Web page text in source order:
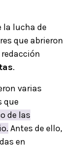
la lucha de
que abrieron
.
varias
que
de las
Antes de ello,
en